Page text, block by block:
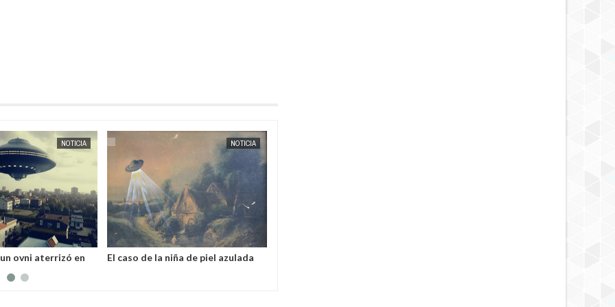
MAY MAY
NOTICIA
ovni aterrizó en
el mundo
NOTICIA
El caso de la niña de piel azulada